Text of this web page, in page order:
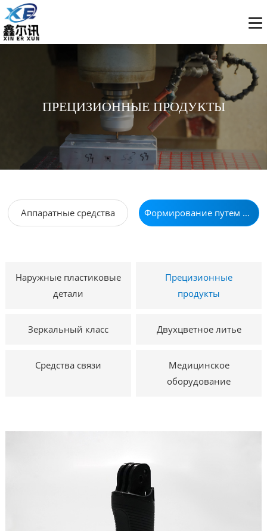
ПРЕЦИЗИОННЫЕ ПРОДУКТЫ
Аппаратные средства Формирование путем инъекций
Наружные пластиковые
детали
Прецизионные
продукты
Зеркальный класс Двухцветное литье
Средства связи
Медицинское
оборудование